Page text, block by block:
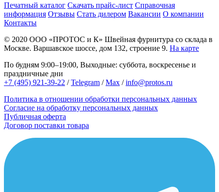
Печатный каталог Скачать прайс-лист Справочная
информация Отзывы Стать дилером Вакансии О компании
Контакты
© 2020 ООО «ПРОТОС и К» Швейная фурнитура со склада в
Москве. Варшавское шоссе, дом 132, строение 9. На карте
По будням 9:00–19:00, Выходные: суббота, воскресенье и
праздничные дни
+7 (495) 921-39-22 /Telegram /Max /info@protos.ru
Политика в отношении обработки персональных данных
Согласие на обработку персональных данных
Публичная оферта
Договор поставки товара